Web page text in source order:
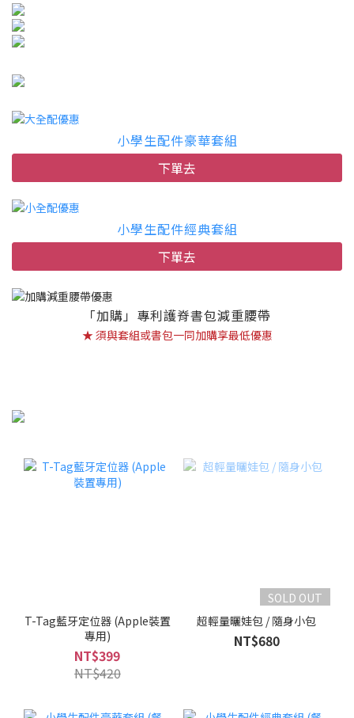
小學生配件豪華套組
下單去
小學生配件經典套組
下單去
「加購」專利護脊書包減重腰帶
★ 須與套組或書包一同加購享最低優惠
T-Tag藍牙定位器 (Apple裝置
專用)
NT$399
NT$420
SOLD OUT
超輕量曬娃包 / 隨身小包
NT$680